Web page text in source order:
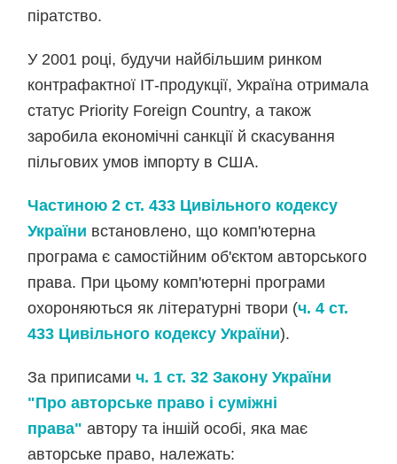
піратство.
У 2001 році, будучи найбільшим ринком
контрафактної ІТ-продукції, Україна отримала
статус Priority Foreign Country, а також
заробила економічні санкції й скасування
пільгових умов імпорту в США.
Частиною 2 ст. 433 Цивільного кодексу
України встановлено, що комп'ютерна
програма є самостійним об'єктом авторського
права. При цьому комп'ютерні програми
охороняються як літературні твори (ч. 4 ст.
433 Цивільного кодексу України).
За приписамич. 1 ст. 32 Закону України
"Про авторське право і суміжні
права" автору та іншій особі, яка має
авторське право, належать: